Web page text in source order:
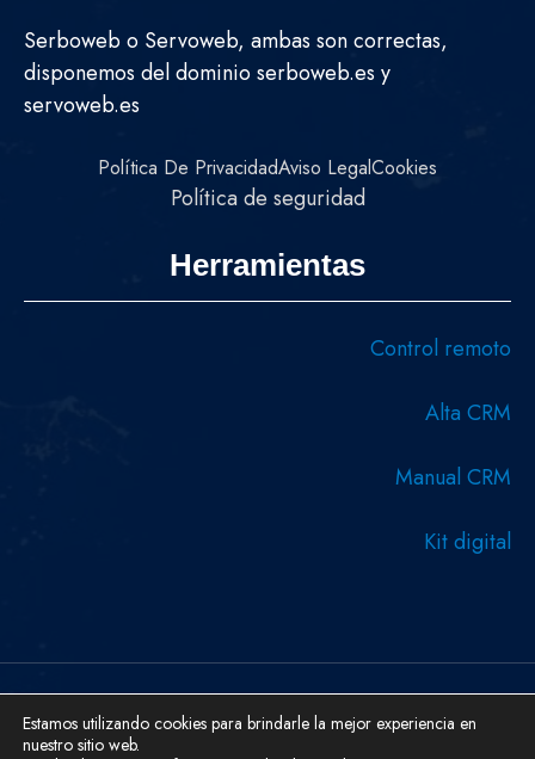
Serboweb o Servoweb, ambas son correctas,
disponemos del dominio serboweb.es y
servoweb.es
Política De PrivacidadAviso LegalCookies
Política de seguridad
Herramientas
Control remoto
Alta CRM
Manual CRM
Kit digital
Copyright © 2026 Diseñado y desarrollado por Serboweb
Ingeniería Informática.
Estamos utilizando cookies para brindarle la mejor experiencia en
nuestro sitio web.